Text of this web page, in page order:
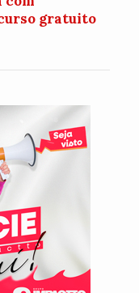
gratuito